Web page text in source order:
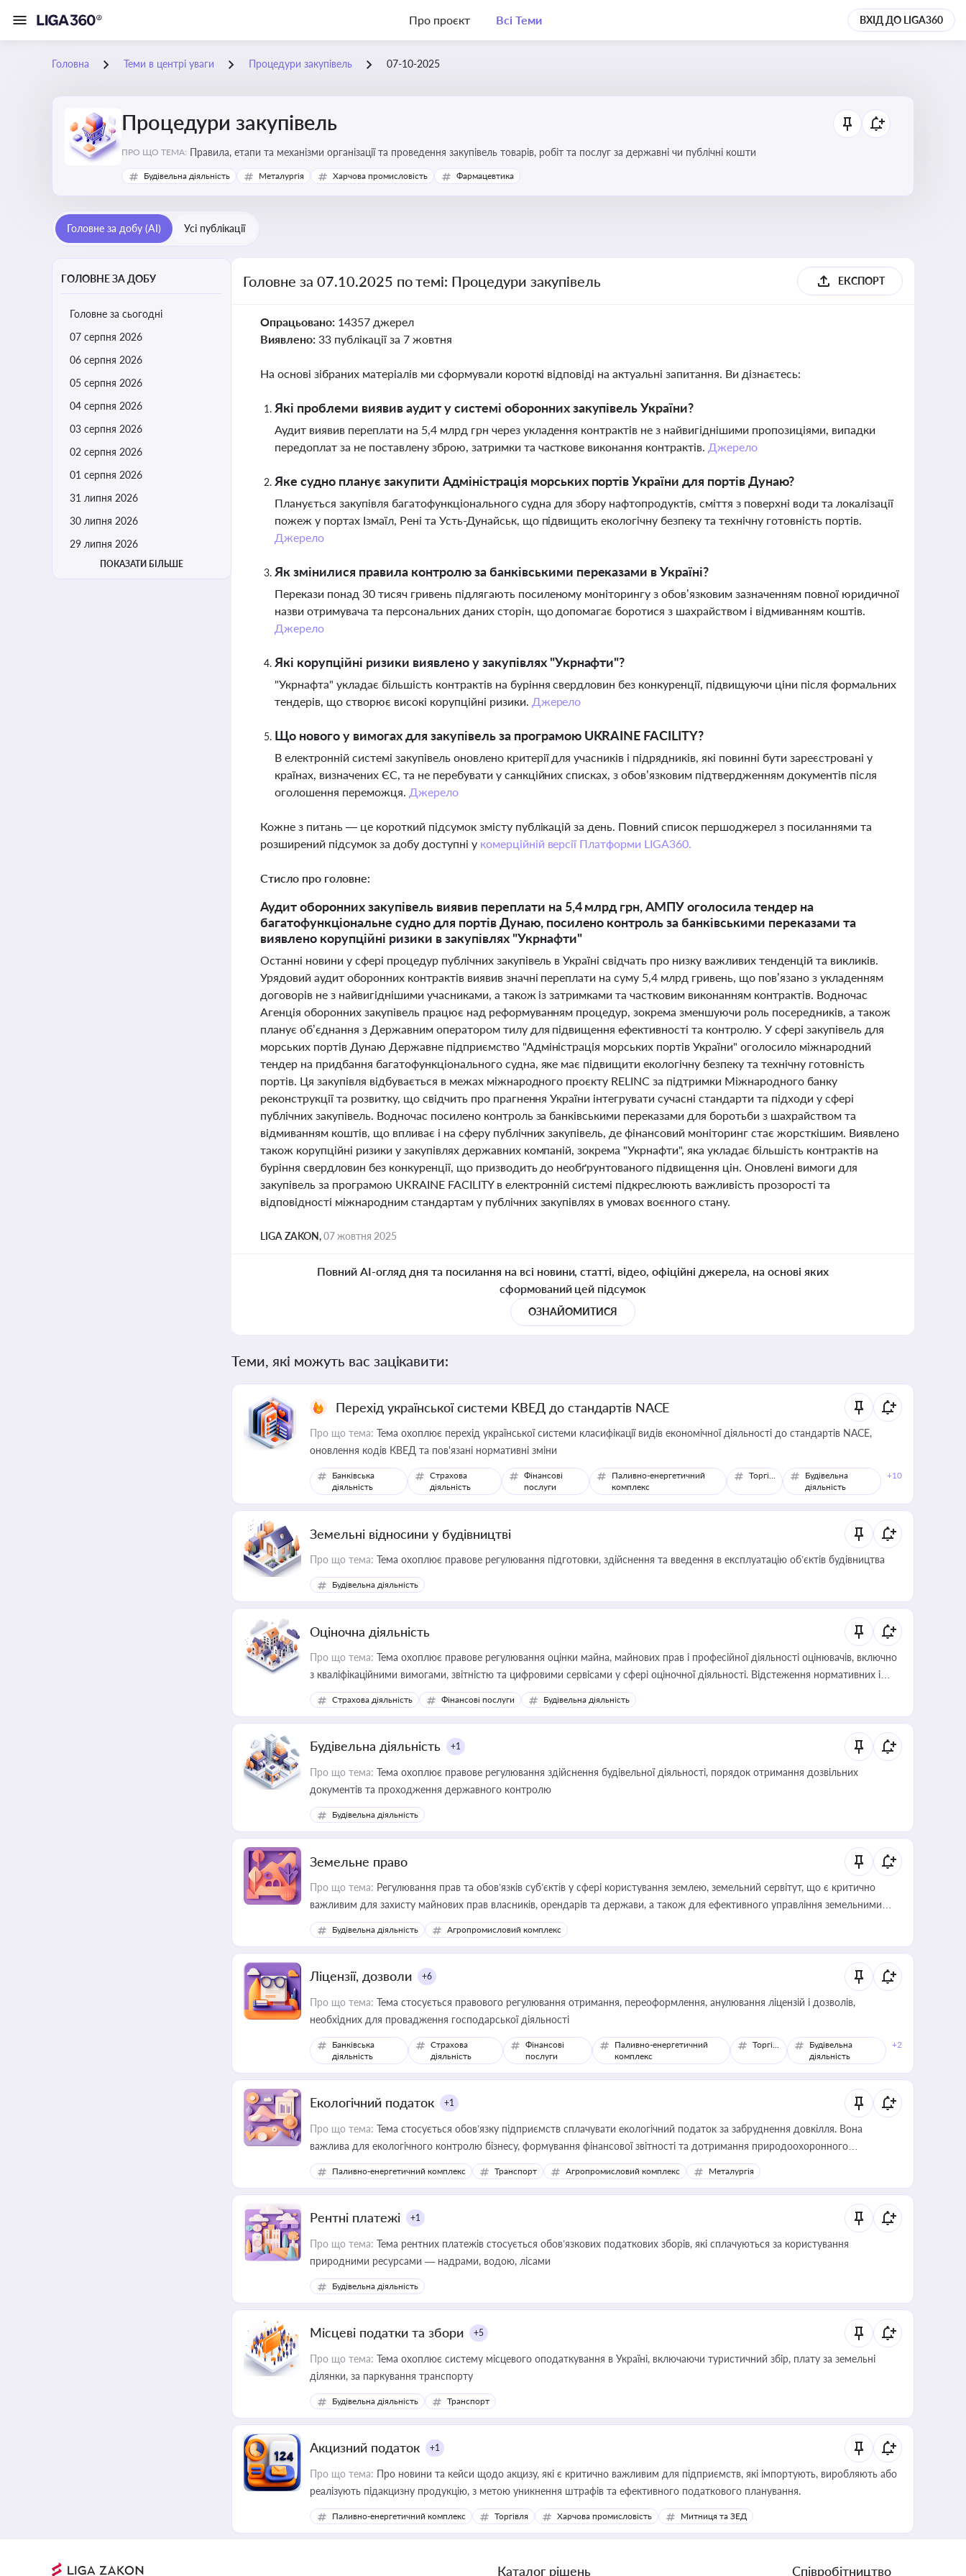
Про проєкт Всі Теми ВХІД ДО LIGA360
Головна Теми в центрі уваги Процедури закупівель 07-10-2025
Процедури закупівель
ПРО ЩО ТЕМА: Правила, етапи та механізми організації та проведення закупівель товарів, робіт та послуг за державні чи публічні кошти
Будівельна діяльність Металургія Харчова промисловість Фармацевтика
Головне за добу (AI) Усі публікації
ГОЛОВНЕ ЗА ДОБУ
Головне за сьогодні
07 серпня 2026
06 серпня 2026
05 серпня 2026
04 серпня 2026
03 серпня 2026
02 серпня 2026
01 серпня 2026
31 липня 2026
30 липня 2026
29 липня 2026
ПОКАЗАТИ БІЛЬШЕ
Головне за 07.10.2025 по темі: Процедури закупівель ЕКСПОРТ
Опрацьовано: 14357 джерел
Виявлено: 33 публікації за 7 жовтня
На основі зібраних матеріалів ми сформували короткі відповіді на актуальні запитання. Ви дізнаєтесь:
Які проблеми виявив аудит у системі оборонних закупівель України?
Аудит виявив переплати на 5,4 млрд грн через укладення контрактів не з найвигіднішими пропозиціями, випадки
передоплат за не поставлену зброю, затримки та часткове виконання контрактів. Джерело
Яке судно планує закупити Адміністрація морських портів України для портів Дунаю?
Планується закупівля багатофункціонального судна для збору нафтопродуктів, сміття з поверхні води та локалізації
пожеж у портах Ізмаїл, Рені та Усть-Дунайськ, що підвищить екологічну безпеку та технічну готовність портів.
Джерело
Як змінилися правила контролю за банківськими переказами в Україні?
Перекази понад 30 тисяч гривень підлягають посиленому моніторингу з обов’язковим зазначенням повної юридичної
назви отримувача та персональних даних сторін, що допомагає боротися з шахрайством і відмиванням коштів.
Джерело
Які корупційні ризики виявлено у закупівлях "Укрнафти"?
"Укрнафта" укладає більшість контрактів на буріння свердловин без конкуренції, підвищуючи ціни після формальних
тендерів, що створює високі корупційні ризики. Джерело
Що нового у вимогах для закупівель за програмою UKRAINE FACILITY?
В електронній системі закупівель оновлено критерії для учасників і підрядників, які повинні бути зареєстровані у
країнах, визначених ЄС, та не перебувати у санкційних списках, з обов’язковим підтвердженням документів після
оголошення переможця. Джерело
Кожне з питань — це короткий підсумок змісту публікацій за день. Повний список першоджерел з посиланнями та
розширений підсумок за добу доступні у комерційній версії Платформи LIGA360.
Стисло про головне:
Аудит оборонних закупівель виявив переплати на 5,4 млрд грн, АМПУ оголосила тендер на
багатофункціональне судно для портів Дунаю, посилено контроль за банківськими переказами та
виявлено корупційні ризики в закупівлях "Укрнафти"
Останні новини у сфері процедур публічних закупівель в Україні свідчать про низку важливих тенденцій та викликів.
Урядовий аудит оборонних контрактів виявив значні переплати на суму 5,4 млрд гривень, що пов’язано з укладенням
договорів не з найвигіднішими учасниками, а також із затримками та частковим виконанням контрактів. Водночас
Агенція оборонних закупівель працює над реформуванням процедур, зокрема зменшуючи роль посередників, а також
планує об’єднання з Державним оператором тилу для підвищення ефективності та контролю. У сфері закупівель для
морських портів Дунаю Державне підприємство "Адміністрація морських портів України" оголосило міжнародний
тендер на придбання багатофункціонального судна, яке має підвищити екологічну безпеку та технічну готовність
портів. Ця закупівля відбувається в межах міжнародного проєкту RELINC за підтримки Міжнародного банку
реконструкції та розвитку, що свідчить про прагнення України інтегрувати сучасні стандарти та підходи у сфері
публічних закупівель. Водночас посилено контроль за банківськими переказами для боротьби з шахрайством та
відмиванням коштів, що впливає і на сферу публічних закупівель, де фінансовий моніторинг стає жорсткішим. Виявлено
також корупційні ризики у закупівлях державних компаній, зокрема "Укрнафти", яка укладає більшість контрактів на
буріння свердловин без конкуренції, що призводить до необґрунтованого підвищення цін. Оновлені вимоги для
закупівель за програмою UKRAINE FACILITY в електронній системі підкреслюють важливість прозорості та
відповідності міжнародним стандартам у публічних закупівлях в умовах воєнного стану.
LIGA ZAKON,07 жовтня 2025
Повний AI-огляд дня та посилання на всі новини, статті, відео, офіційні джерела, на основі яких
сформований цей підсумок
ОЗНАЙОМИТИСЯ
Теми, які можуть вас зацікавити:
Перехід української системи КВЕД до стандартів NACE
Про що тема: Тема охоплює перехід української системи класифікації видів економічної діяльності до стандартів NACE,
оновлення кодів КВЕД та пов'язані нормативні зміни
Банківська
діяльність
Страхова
діяльність
Фінансові
послуги
Паливно-енергетичний
комплекс
Торгівля
Будівельна
діяльність
+10
Земельні відносини у будівництві
Про що тема: Тема охоплює правове регулювання підготовки, здійснення та введення в експлуатацію об’єктів будівництва
Будівельна діяльність
Оціночна діяльність
Про що тема: Тема охоплює правове регулювання оцінки майна, майнових прав і професійної діяльності оцінювачів, включно
з кваліфікаційними вимогами, звітністю та цифровими сервісами у сфері оціночної діяльності. Відстеження нормативних і
медійних змін у цій сфері корисне для власника бізнесу, керівника, юриста або бухгалтера під час оподаткування,
приватизації, оренди державного майна, корпоративних угод і перевірки статусу суб'єктів оціночної діяльності
Страхова діяльність Фінансові послуги Будівельна діяльність
Будівельна діяльність +1
Про що тема: Тема охоплює правове регулювання здійснення будівельної діяльності, порядок отримання дозвільних
документів та проходження державного контролю
Будівельна діяльність
Земельне право
Про що тема: Регулювання прав та обов’язків суб’єктів у сфері користування землею, земельний сервітут, що є критично
важливим для захисту майнових прав власників, орендарів та держави, а також для ефективного управління земельними
ресурсами
Будівельна діяльність Агропромисловий комплекс
Ліцензії, дозволи +6
Про що тема: Тема стосується правового регулювання отримання, переоформлення, анулювання ліцензій і дозволів,
необхідних для провадження господарської діяльності
Банківська
діяльність
Страхова
діяльність
Фінансові
послуги
Паливно-енергетичний
комплекс
Торгівля
Будівельна
діяльність
+2
Екологічний податок +1
Про що тема: Тема стосується обов’язку підприємств сплачувати екологічний податок за забруднення довкілля. Вона
важлива для екологічного контролю бізнесу, формування фінансової звітності та дотримання природоохоронного
законодавства
Паливно-енергетичний комплекс Транспорт Агропромисловий комплекс Металургія
Рентні платежі +1
Про що тема: Тема рентних платежів стосується обов’язкових податкових зборів, які сплачуються за користування
природними ресурсами — надрами, водою, лісами
Будівельна діяльність
Місцеві податки та збори +5
Про що тема: Тема охоплює систему місцевого оподаткування в Україні, включаючи туристичний збір, плату за земельні
ділянки, за паркування транспорту
Будівельна діяльність Транспорт
Акцизний податок +1
Про що тема: Про новини та кейси щодо акцизу, які є критично важливим для підприємств, які імпортують, виробляють або
реалізують підакцизну продукцію, з метою уникнення штрафів та ефективного податкового планування.
Паливно-енергетичний комплекс Торгівля Харчова промисловість Митниця та ЗЕД
Каталог рішень Співробітництво